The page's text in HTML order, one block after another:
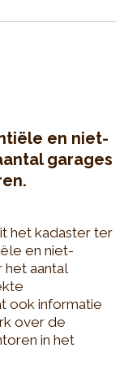
en niet-
garages
het kadaster ter
en niet-
aantal
ook informatie
over de
in het